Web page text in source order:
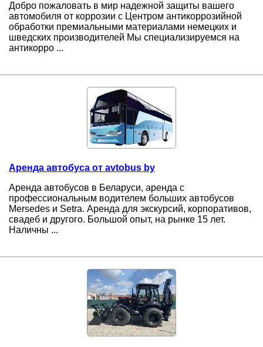
Добро пожаловать в мир надежной защиты вашего
автомобиля от коррозии с Центром антикоррозийной
обработки премиальными материалами немецких и
шведских производителей Мы специализируемся на
антикорро ...
Аренда автобуса от avtobus by
Аренда автобусов в Беларуси, аренда с
профессиональным водителем больших автобусов
Mersedes и Setra. Аренда для экскурсий, корпоративов,
свадеб и другого. Большой опыт, на рынке 15 лет.
Наличны ...